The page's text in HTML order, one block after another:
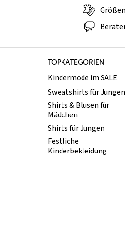
TOPKATEGORIEN
Kindermode im SALE
Sweatshirts für Jungen
Shirts & Blusen für
Mädchen
Shirts für Jungen
Festliche
Kinderbekleidung